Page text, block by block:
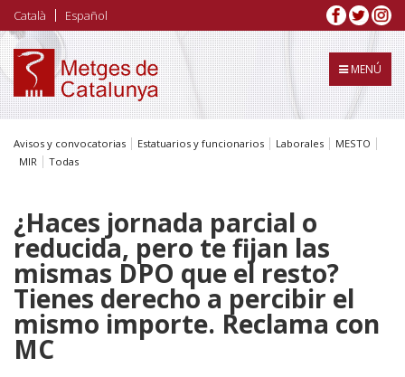
Pasar
al
contenido
principal
Català Español
MENÚ
Avisos y convocatorias Estatuarios y funcionarios Laborales
MESTO
MIR
Todas
¿Haces jornada parcial o
reducida, pero te fijan las
mismas DPO que el resto?
Tienes derecho a percibir el
mismo importe. Reclama con
MC